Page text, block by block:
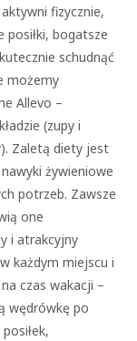
fizycznie,
posiłki, bogatsze
schudnąć
możemy
Allevo –
(zupy i
Zaletą diety jest
żywieniowe
potrzeb. Zawsze
one
i atrakcyjny
każdym miejscu i
czas wakacji –
wędrówkę po